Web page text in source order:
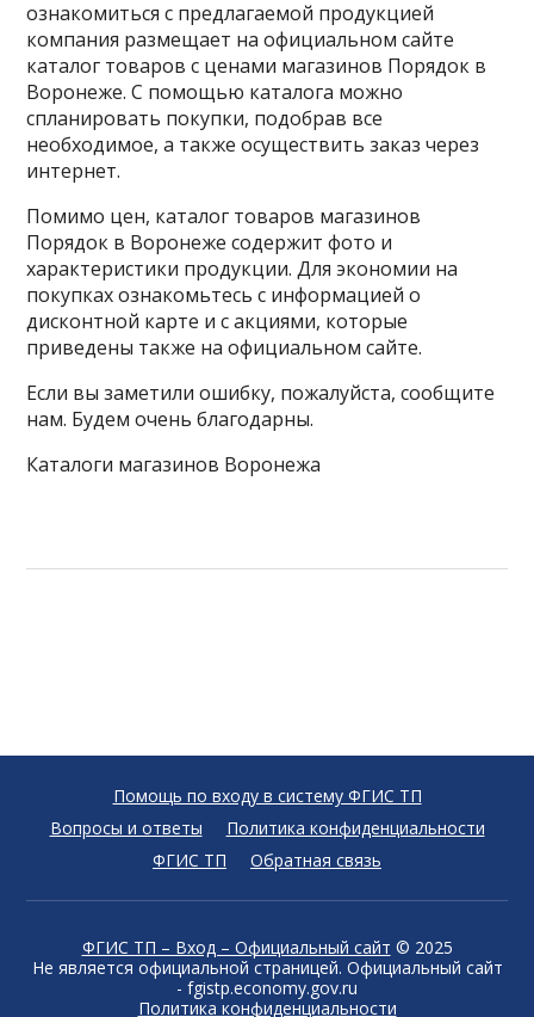
ознакомиться с предлагаемой продукцией
компания размещает на официальном сайте
каталог товаров с ценами магазинов Порядок в
Воронеже. С помощью каталога можно
спланировать покупки, подобрав все
необходимое, а также осуществить заказ через
интернет.
Помимо цен, каталог товаров магазинов
Порядок в Воронеже содержит фото и
характеристики продукции. Для экономии на
покупках ознакомьтесь с информацией о
дисконтной карте и с акциями, которые
приведены также на официальном сайте.
Если вы заметили ошибку, пожалуйста, сообщите
нам. Будем очень благодарны.
Каталоги магазинов Воронежа
Помощь по входу в систему ФГИС ТП
Вопросы и ответы
Политика конфиденциальности
ФГИС ТП
Обратная связь
ФГИС ТП – Вход – Официальный сайт © 2025
Не является официальной страницей. Официальный сайт
- fgistp.economy.gov.ru
Политика конфиденциальности